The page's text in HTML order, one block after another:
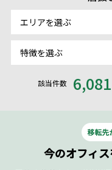
エリアを選ぶ
特徴を選ぶ
該当件数 6,081
今のオフィ